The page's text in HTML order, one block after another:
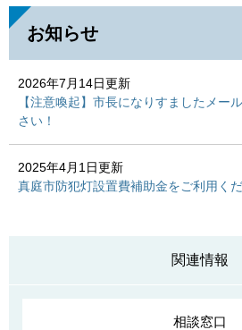
お知らせ
2026年7月14日更新
【注意喚起】市長になりすましたメー
さい！
2025年4月1日更新
真庭市防犯灯設置費補助金をご利用く
関連情報
相談窓口